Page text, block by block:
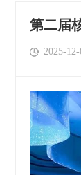
第二届
2025-